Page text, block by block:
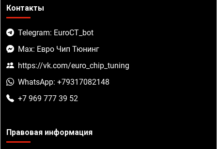
Контакты
Telegram: EuroCT_bot
Max: Евро Чип Тюнинг
https://vk.com/euro_chip_tuning
WhatsApp: +79317082148
+7 969 777 39 52
Правовая информация